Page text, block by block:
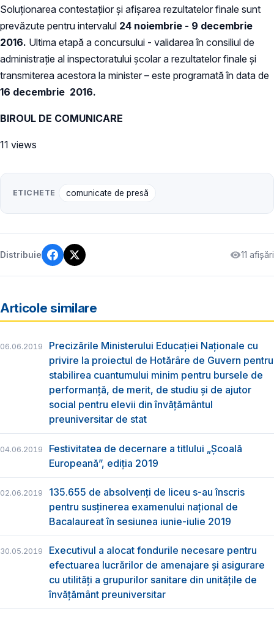
Soluţionarea contestaţiior şi afişarea rezultatelor finale sunt
prevăzute pentru intervalul 24 noiembrie - 9 decembrie
2016. Ultima etapă a concursului - validarea în consiliul de
administraţie al inspectoratului şcolar a rezultatelor finale și
transmiterea acestora la minister – este programată în data de
16 decembrie 2016.
BIROUL DE COMUNICARE
11 views
ETICHETE comunicate de presă
Distribuie 11 afișări
Articole similare
06.06.2019
Precizările Ministerului Educației Naționale cu
privire la proiectul de Hotărâre de Guvern pentru
stabilirea cuantumului minim pentru bursele de
performanță, de merit, de studiu și de ajutor
social pentru elevii din învățământul
preuniversitar de stat
04.06.2019
Festivitatea de decernare a titlului „Şcoală
Europeană”, ediția 2019
02.06.2019
135.655 de absolvenţi de liceu s-au înscris
pentru susţinerea examenului naţional de
Bacalaureat în sesiunea iunie-iulie 2019
30.05.2019
Executivul a alocat fondurile necesare pentru
efectuarea lucrărilor de amenajare și asigurare
cu utilități a grupurilor sanitare din unitățile de
învățământ preuniversitar